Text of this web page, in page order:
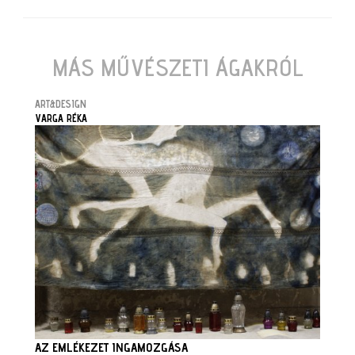
MÁS MŰVÉSZETI ÁGAKRÓL
ART&DESIGN
VARGA RÉKA
AZ EMLÉKEZET INGAMOZGÁSA